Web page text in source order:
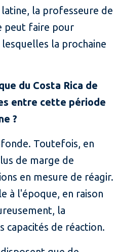
la professeure de
peut faire pour
la prochaine
du Costa Rica de
entre cette période
?
Toutefois, en
de marge de
en mesure de réagir.
à l'époque, en raison
la
capacités de réaction.